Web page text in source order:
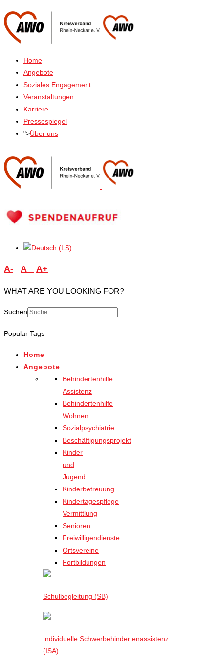
Home
Angebote
Soziales Engagement
Veranstaltungen
Karriere
Pressespiegel
">Über uns
A- A A+
WHAT ARE YOU LOOKING FOR?
Suchen
for results.
Popular Tags
Home
Angebote
Behindertenhilfe
Assistenz
Behindertenhilfe
Wohnen
Sozialpsychiatrie
Beschäftigungsprojekt
Kinder
und
Jugend
Kinderbetreuung
Kindertagespflege
Vermittlung
Senioren
Freiwilligendienste
Ortsvereine
Fortbildungen
Schulbegleitung (SB)
Individuelle Schwerbehindertenassistenz
(ISA)